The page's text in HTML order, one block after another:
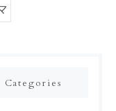
Categories